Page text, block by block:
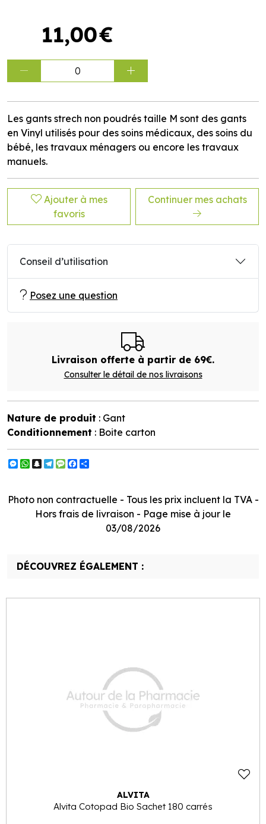
11,00€
0
Les gants strech non poudrés taille M sont des gants
en Vinyl utilisés pour des soins médicaux, des soins du
bébé, les travaux ménagers ou encore les travaux
manuels.
Ajouter à mes
favoris
Continuer mes achats
Conseil d’utilisation
Posez une question
Livraison offerte à partir de 69€.
Consulter le détail de nos livraisons
Nature de produit : Gant
Conditionnement : Boite carton
Messenger
WhatsApp
Snapchat
Telegram
Message
Facebook
Photo non contractuelle - Tous les prix incluent la TVA -
Hors frais de livraison - Page mise à jour le
03/08/2026
DÉCOUVREZ ÉGALEMENT :
ALVITA
Alvita Cotopad Bio Sachet 180 carrés